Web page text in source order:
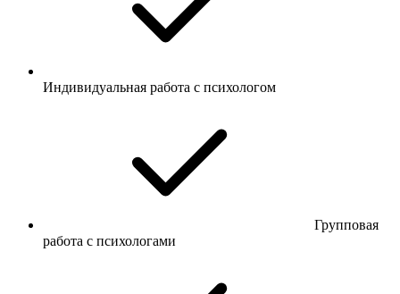
Индивидуальная работа с психологом
Групповая
работа с психологами